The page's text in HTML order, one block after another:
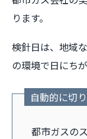
ります。
検針日は、地域
の環境で日にち
自動的に切
都市ガスの